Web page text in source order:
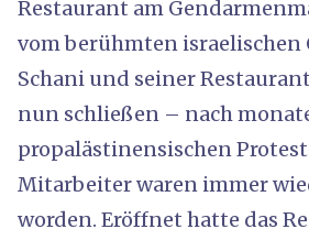
Restaurant am
vom berühmten israelischen
Schani und seiner
nun schließen – nach
propalästinensischen
Mitarbeiter waren immer
worden. Eröffnet hatte das